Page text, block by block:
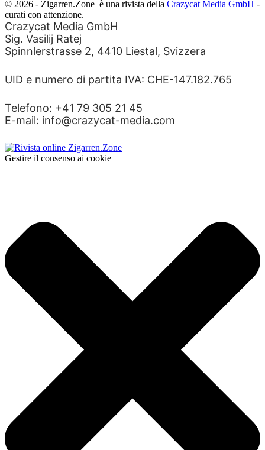
© 2026 - Zigarren.Zone è una rivista della Crazycat Media GmbH -
curati con attenzione.
Crazycat Media GmbH
Sig. Vasilij Ratej
Spinnlerstrasse 2, 4410 Liestal, Svizzera
UID e numero di partita IVA: CHE-147.182.765
Telefono: +41 79 305 21 45
E-mail: info@crazycat-media.com
Gestire il consenso ai cookie